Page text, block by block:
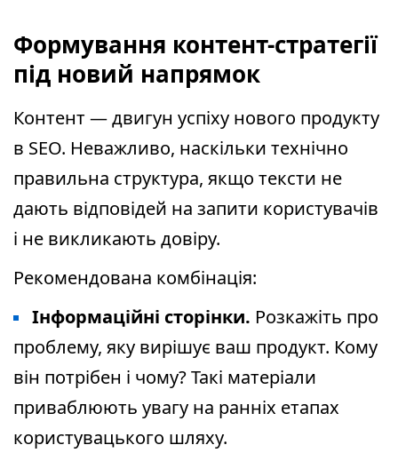
Формування контент-стратегії
під новий напрямок
Контент — двигун успіху нового продукту
в SEO. Неважливо, наскільки технічно
правильна структура, якщо тексти не
дають відповідей на запити користувачів
і не викликають довіру.
Рекомендована комбінація:
Інформаційні сторінки. Розкажіть про
проблему, яку вирішує ваш продукт. Кому
він потрібен і чому? Такі матеріали
приваблюють увагу на ранніх етапах
користувацького шляху.